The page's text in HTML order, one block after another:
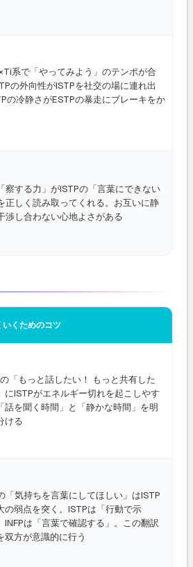
系で「やってみよう」のテンポが合
の外向性がISTPを社交の場に連れ出
の冷静さがESTPの暴走にブレーキをか
察する力」がISTPの「言葉にできない
正しく読み取ってくれる。お互いに静
渉し合わない心地よさがある
いくためのコツ
「もっと話したい！ もっと共有した
にISTPがエネルギー切れを起こしやす
話を聞く時間」と「静かな時間」を明
ける
「気持ちを言葉にしてほしい」はISTP
の弱点を突く。ISTPは「行動で示
INFPは「言葉で確認する」。この翻訳
双方が意識的に行う